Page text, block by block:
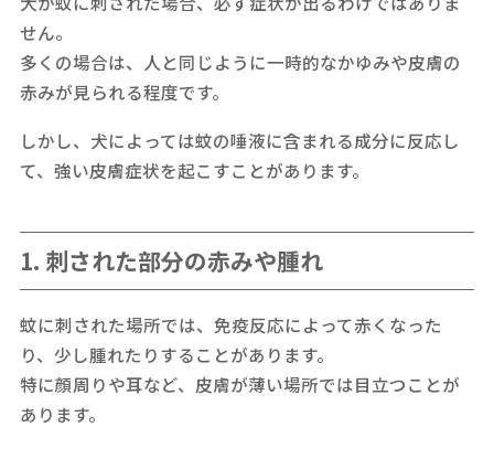
せん。
多くの場合は、人と同じように一時的なかゆみや皮膚の
赤みが見られる程度です。
しかし、犬によっては蚊の唾液に含まれる成分に反応し
て、強い皮膚症状を起こすことがあります。
1. 刺された部分の赤みや腫れ
蚊に刺された場所では、免疫反応によって赤くなった
り、少し腫れたりすることがあります。
特に顔周りや耳など、皮膚が薄い場所では目立つことが
あります。